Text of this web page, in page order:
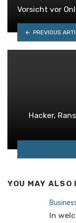
Vorsicht vor
PREVIOUS
Hacker,
YOU MAY ALSO
In